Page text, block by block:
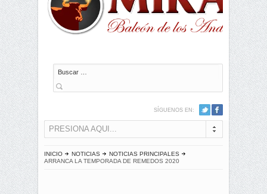
Buscar
SÍGUENOS EN:
PRESIONA AQUI...
INICIO NOTICIAS
NOTICIAS PRINCIPALES
ARRANCA LA TEMPORADA DE REMEDOS 2020